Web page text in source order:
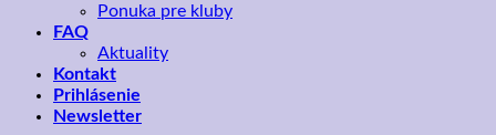
Ponuka pre kluby
FAQ
Aktuality
Kontakt
Prihlásenie
Newsletter